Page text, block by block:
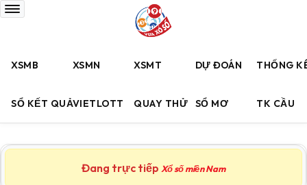
XSMB XSMN XSMT DỰ ĐOÁN THỐNG
SỔ KẾT QUẢVIETLOTT QUAY THỬ SỔ MƠ TK CẦU
Đang trực tiếp Xổ số miền Nam